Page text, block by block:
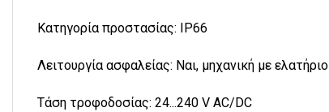
Κατηγορία προστασίας: IP66
Λειτουργία ασφαλείας: Ναι, μηχανική με ελατήριο
Τάση τροφοδοσίας: 24...240 V AC/DC